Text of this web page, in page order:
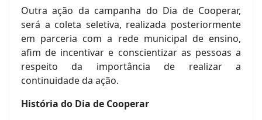
Outra ação da campanha do Dia de Cooperar,
será a coleta seletiva, realizada posteriormente
em parceria com a rede municipal de ensino,
afim de incentivar e conscientizar as pessoas a
respeito da importância de realizar a
continuidade da ação.
História do Dia de Cooperar